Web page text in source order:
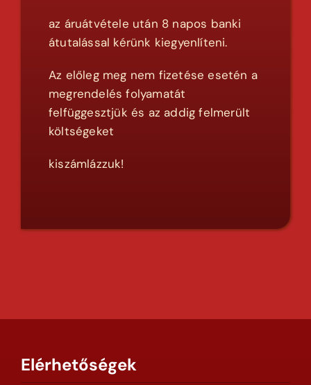
az áruátvétele után 8 napos banki
átutalással kérünk kiegyenlíteni.
Az előleg meg nem fizetése esetén a
megrendelés folyamatát
felfüggesztjük és az addig felmerült
költségeket
kiszámlázzuk!
Elérhetőségek